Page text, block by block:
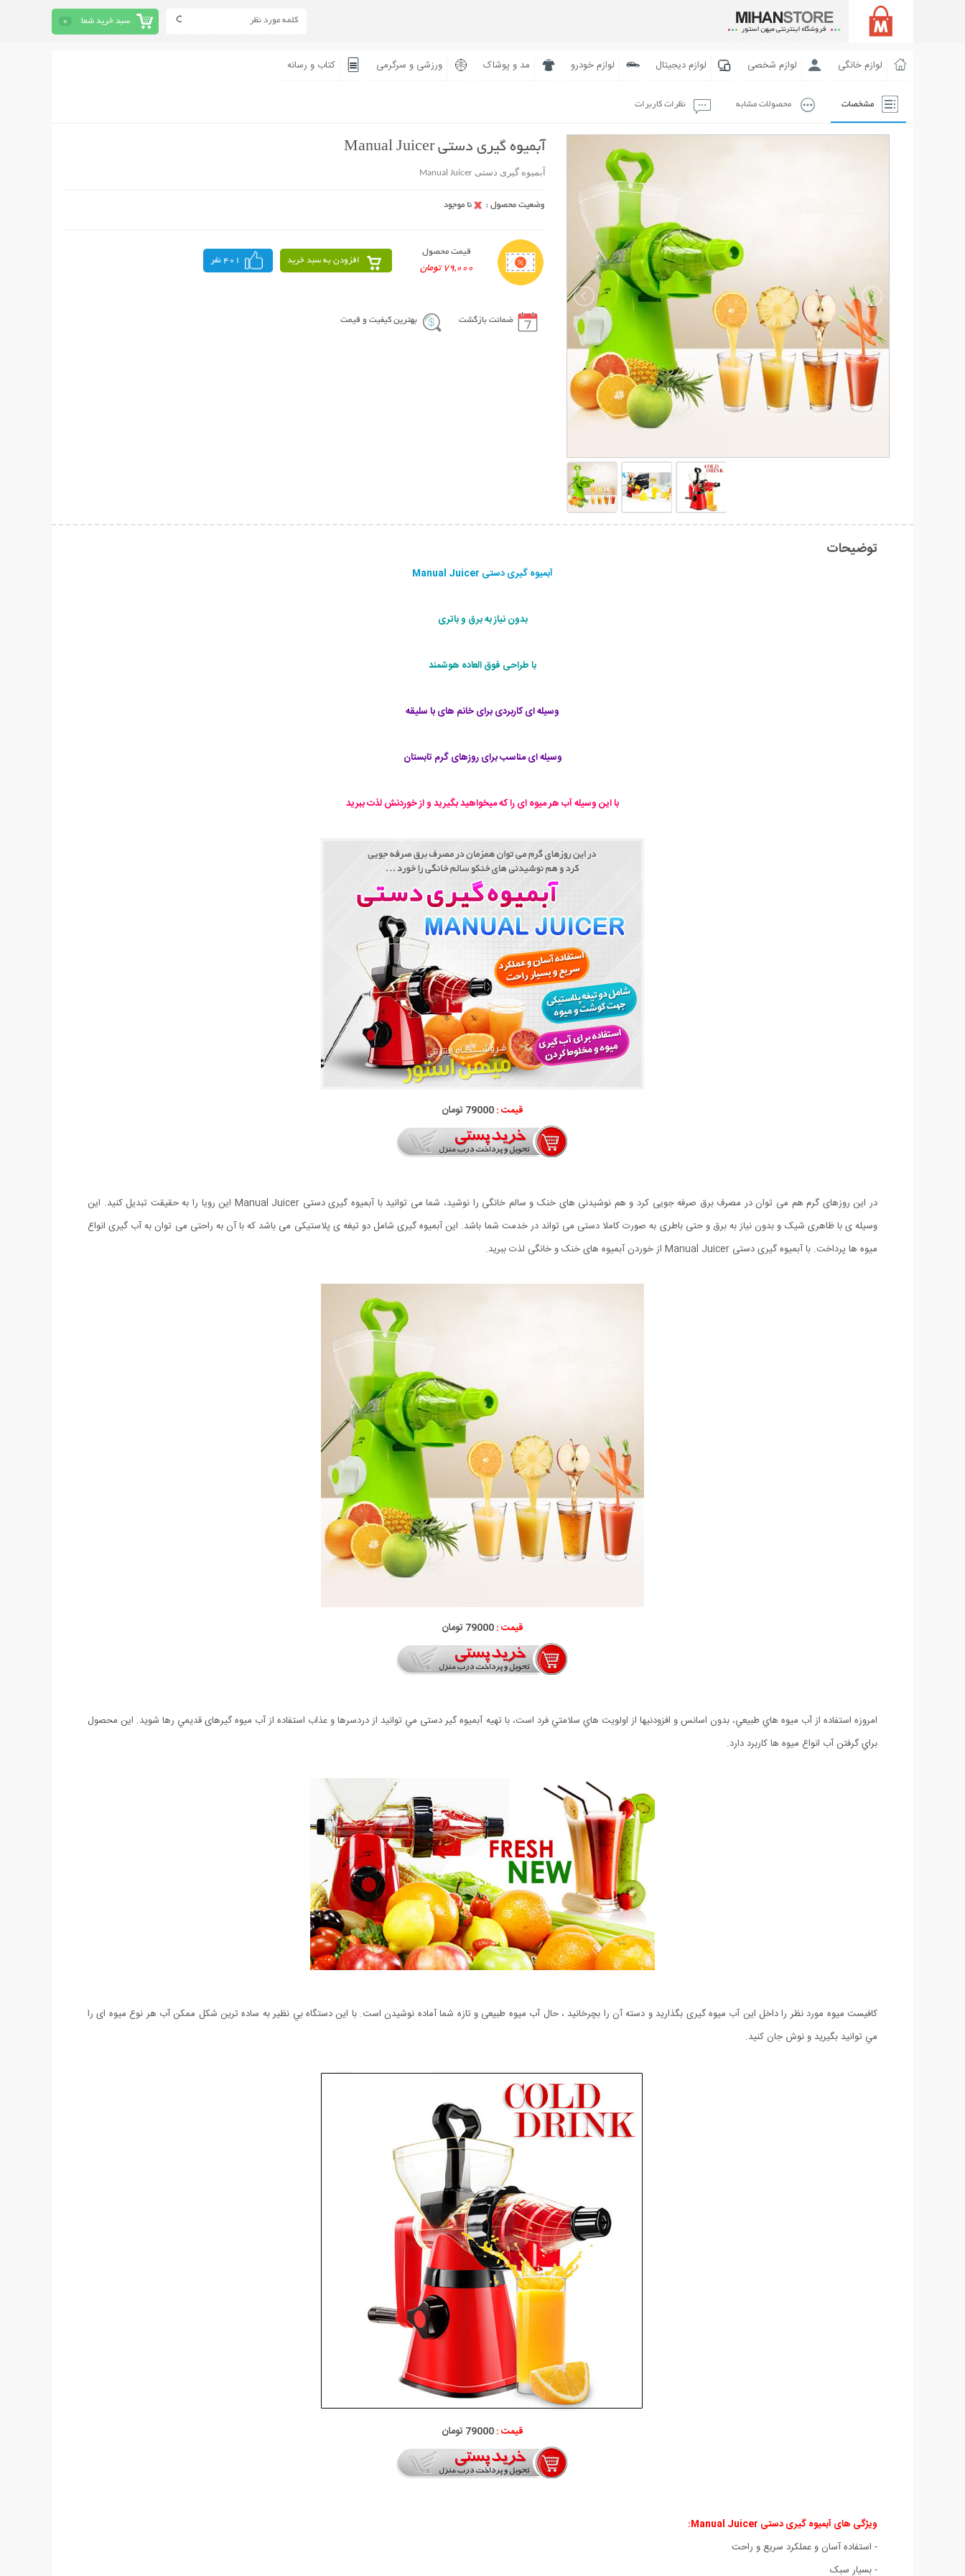
سبد خرید شما 0
لوازم خانگی لوازم شخصی لوازم دیجیتال لوازم خودرو مد و پوشاک ورزشی و سرگرمی کتاب و رسانه
مشخصات محصولات مشابه نظرات کاربرات
آبمیوه گیری دستی Manual Juicer
آبمیوه گیری دستی Manual Juicer
قیمت محصول
79,000 تومان
افزودن به سبد خرید 401 نفر
ضمانت بازگشت بهترین کیفیت و قیمت
توضیحات
آبمیوه گیری دستی Manual Juicer
بدون نیاز به برق و باتری
با طراحی فوق العاده هوشمند
وسیله ای کاربردی برای خانم های با سلیقه
وسیله ای مناسب برای روزهای گرم تابستان
با این وسیله آب هر میوه ای را که میخواهید بگیرید و از خوردنش لذت ببرید
قیمت :79000 تومان
در این روزهای گرم هم می توان در مصرف برق صرفه جویی کرد و هم نوشیدنی های خنک و سالم خانگی را نوشید، شما می توانید با آبمیوه گیری دستی Manual Juicer این رویا را به حقیقت تبدیل کنید. این
وسیله ی با ظاهری شیک و بدون نیاز به برق و حتی باطری به صورت کاملا دستی می تواند در خدمت شما باشد. این آبمیوه گیری شامل دو تیغه ی پلاستیکی می باشد که با آن به راحتی می توان به آب گیری انواع
میوه ها پرداخت. با آبمیوه گیری دستی Manual Juicer از خوردن آبمیوه های خنک و خانگی لذت ببرید.
قیمت :79000 تومان
امروزه استفاده از آب ميوه هاي طبيعي، بدون اسانس و افزودنيها از اولويت هاي سلامتي فرد است، با تهيه آبمیوه گیر دستی مي توانيد از دردسرها و عذاب استفاده از آب میوه گیرهای قديمي رها شويد. این محصول
براي گرفتن آب انواع میوه ها کاربرد دارد.
كافيست میوه مورد نظر را داخل اين آب میوه گيری بگذاريد و دسته آن را بچرخانید ، حال آب میوه طبیعی و تازه شما آماده نوشیدن است. با اين دستگاه بي نظير به ساده ترين شكل ممكن آب هر نوع میوه ای را
مي توانيد بگيريد و نوش جان كنيد.
قیمت :79000 تومان
ویژگی های آبمیوه گیری دستی Manual Juicer:
- استفاده آسان و عملکرد سریع و راحت
- بسیار سبک